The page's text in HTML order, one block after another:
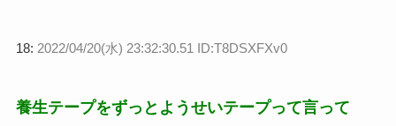
18: 2022/04/20(水) 23:32:30.51 ID:T8DSXFXv0
養生テープをずっとようせいテープって言って